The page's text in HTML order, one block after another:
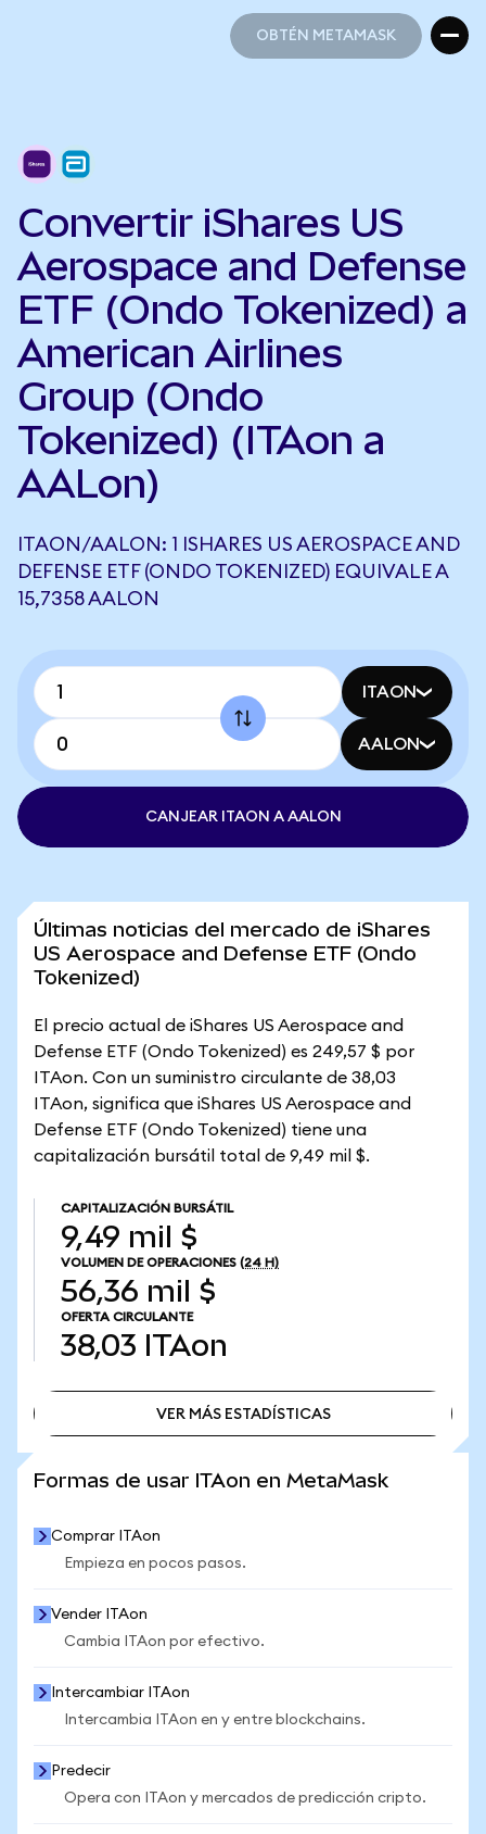
OBTÉN METAMASK
Convertir iShares US
Aerospace and Defense
ETF (Ondo Tokenized) a
American Airlines
Group (Ondo
Tokenized) (ITAon a
AALon)
ITAON/AALON: 1 ISHARES US AEROSPACE AND
DEFENSE ETF (ONDO TOKENIZED) EQUIVALE A
15,7358 AALON
ITAON
AALON
CANJEAR ITAON A AALON
Últimas noticias del mercado de iShares
US Aerospace and Defense ETF (Ondo
Tokenized)
El precio actual de iShares US Aerospace and
Defense ETF (Ondo Tokenized) es 249,57 $ por
ITAon. Con un suministro circulante de 38,03
ITAon, significa que iShares US Aerospace and
Defense ETF (Ondo Tokenized) tiene una
capitalización bursátil total de 9,49 mil $.
CAPITALIZACIÓN BURSÁTIL
9,49 mil $
VOLUMEN DE OPERACIONES (24 H)
56,36 mil $
OFERTA CIRCULANTE
38,03 ITAon
VER MÁS ESTADÍSTICAS
Formas de usar ITAon en MetaMask
Comprar ITAon
Empieza en pocos pasos.
Vender ITAon
Cambia ITAon por efectivo.
Intercambiar ITAon
Intercambia ITAon en y entre blockchains.
Predecir
Opera con ITAon y mercados de predicción cripto.